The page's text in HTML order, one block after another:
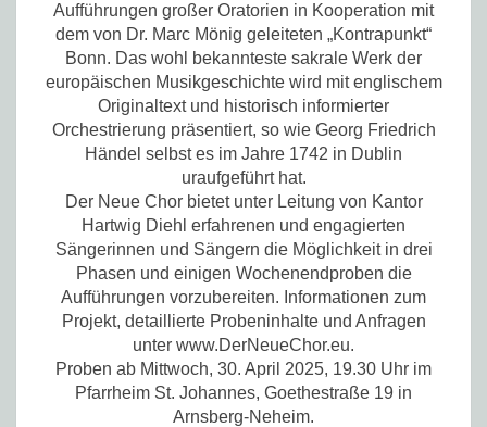
Aufführungen großer Oratorien in Kooperation mit
dem von Dr. Marc Mönig geleiteten „Kontrapunkt“
Bonn. Das wohl bekannteste sakrale Werk der
europäischen Musikgeschichte wird mit englischem
Originaltext und historisch informierter
Orchestrierung präsentiert, so wie Georg Friedrich
Händel selbst es im Jahre 1742 in Dublin
uraufgeführt hat.
Der Neue Chor bietet unter Leitung von Kantor
Hartwig Diehl erfahrenen und engagierten
Sängerinnen und Sängern die Möglichkeit in drei
Phasen und einigen Wochenendproben die
Aufführungen vorzubereiten. Informationen zum
Projekt, detaillierte Probeninhalte und Anfragen
unter www.DerNeueChor.eu.
Proben ab Mittwoch, 30. April 2025, 19.30 Uhr im
Pfarrheim St. Johannes, Goethestraße 19 in
Arnsberg-Neheim.